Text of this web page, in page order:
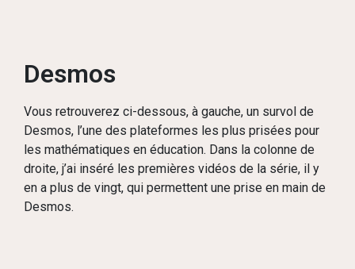
Desmos
Vous retrouverez ci-dessous, à gauche, un survol de
Desmos, l’une des plateformes les plus prisées pour
les mathématiques en éducation. Dans la colonne de
droite, j’ai inséré les premières vidéos de la série, il y
en a plus de vingt, qui permettent une prise en main de
Desmos.